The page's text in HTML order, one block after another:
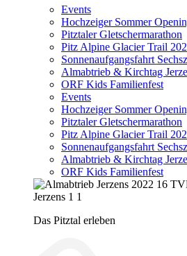
Events
Hochzeiger Sommer
Pitztaler Gletschermarathon
Pitz Alpine Glacier Trail
Sonnenaufgangsfahrt
Almabtrieb & Kirchtag
ORF Kids Familienfest
Events
Hochzeiger Sommer
Pitztaler Gletschermarathon
Pitz Alpine Glacier Trail
Sonnenaufgangsfahrt
Almabtrieb & Kirchtag
ORF Kids Familienfest
Das Pitztal erleben